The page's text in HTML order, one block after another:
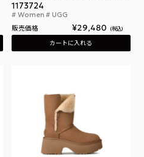
アグ ウィメンズ エスミー クロッグ
1173724
Women UGG
販売価格 ¥29,480 税込
カートに入れる